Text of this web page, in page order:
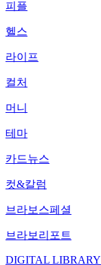
피플
헬스
라이프
컬처
머니
테마
카드뉴스
컷&칼럼
브라보스페셜
브라보리포트
DIGITAL LIBRARY